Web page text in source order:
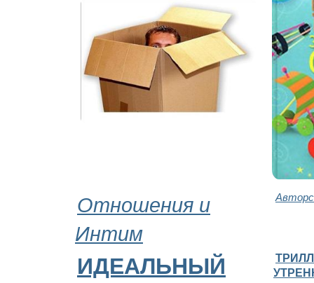
Отношения и
Интим
ИДЕАЛЬНЫЙ